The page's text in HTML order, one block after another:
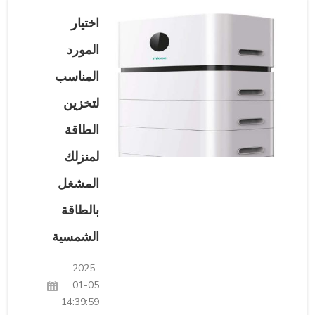
أنك تنفد
من الماء
عندما
يحاول
الكثير من
الناس
في نفس
الوقت؟
هذا أمر
مزعج
للغاية،
خاصة
عندما
لأمور
عملية مثل
الاستحمام
اختيار
المورد
المناسب
لتخزين
الطاقة
لمنزلك
المشغل
بالطاقة
الشمسية
2025-
01-05
14:39:59